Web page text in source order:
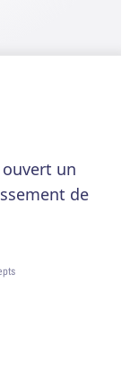
un
de